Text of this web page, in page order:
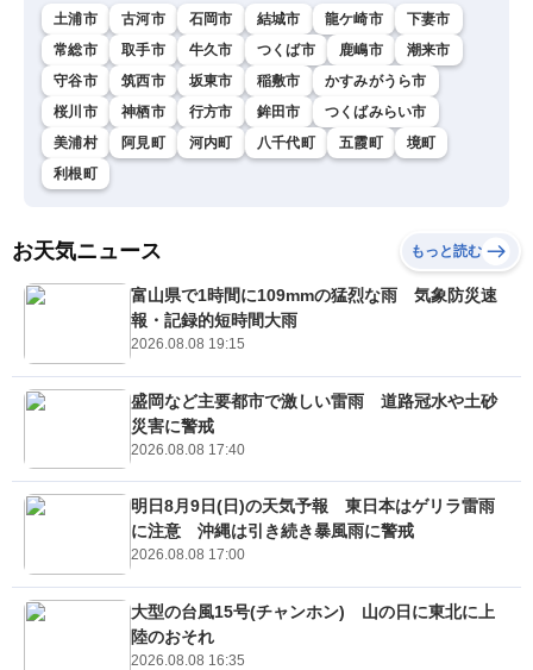
土浦市 古河市 石岡市 結城市 龍ケ崎市
下妻市
常総市
取手市 牛久市 つくば市 鹿嶋市
潮来市
守谷市
筑西市 坂東市 稲敷市
かすみがうら市
桜川市
神栖市 行方市 鉾田市
つくばみらい市
美浦村
阿見町 河内町 八千代町 五霞町
境町
利根町
お天気ニュース もっと読む
富山県で1時間に109mmの猛烈な雨 気象防災速
報・記録的短時間大雨
2026.08.08 19:15
盛岡など主要都市で激しい雷雨 道路冠水や土砂
災害に警戒
2026.08.08 17:40
明日8月9日(日)の天気予報 東日本はゲリラ雷雨
に注意 沖縄は引き続き暴風雨に警戒
2026.08.08 17:00
大型の台風15号(チャンホン) 山の日に東北に上
陸のおそれ
2026.08.08 16:35